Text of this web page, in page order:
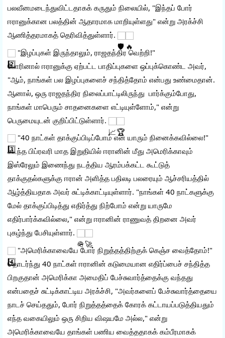
பலவீனமடைந்துவிட்டதாகக் கருதும் நிலையில், "இந்தப் போர்
ஈரானுக்கான பலத்தின் ஆதாரமாக மாறியுள்ளது" என்று அரக்ச்சி
ஆணித்தரமாகத் தெரிவித்துள்ளார்.
"இழப்புகள் இருந்தாலும், ராஜதந்திர வெற்றி!"
போரினால் ஈரானுக்கு ஏற்பட்ட பாதிப்புகளை ஒப்புக்கொண்ட அவர்,
"ஆம், நாங்கள் பல இழப்புகளைச் சந்தித்தோம் என்பது உண்மைதான்.
ஆனால், ஒரு ராஜதந்திர நிலைப்பாட்டிலிருந்து  பார்க்கும்போது,
நாங்கள் மாபெரும் சாதனைகளை எட்டியுள்ளோம்," என்று
பெருமையுடன் குறிப்பிட்டுள்ளார்.
"40 நாட்கள் தாக்குப்பிடிப்போம் என யாரும் நினைக்கவில்லை!"
கடந்த பிப்ரவரி மாத இறுதியில் ஈரானின் மீது அமெரிக்காவும்
இஸ்ரேலும் இணைந்து நடத்திய ஆரம்பக்கட்ட கூட்டுத்
தாக்குதல்களுக்கு ஈரான் அளித்த பதிலடி பலரையும் ஆச்சரியத்தில்
ஆழ்த்தியதாக அவர் சுட்டிக்காட்டியுள்ளார். "நாங்கள் 40 நாட்களுக்கு
மேல் தாக்குப்பிடித்து எதிர்த்து நிற்போம் என்று யாருமே
எதிர்பார்க்கவில்லை," என்று ஈரானின் ராணுவத் திறனை அவர்
புகழ்ந்து பேசியுள்ளார்.
"அமெரிக்காவையே போர் நிறுத்தத்திற்குக் கெஞ்ச வைத்தோம்!"
தொடர்ந்து 40 நாட்கள் ஈரானின் கடுமையான எதிர்ப்பைச் சந்தித்த
பிறகுதான் அமெரிக்கா அமைதிப் பேச்சுவார்த்தைக்கு வந்தது
என்பதைச் சுட்டிக்காட்டிய அரக்ச்சி, "அவர்களைப் பேச்சுவார்த்தையை
நாடச் செய்ததும், போர் நிறுத்தத்தைக் கோரக் கட்டாயப்படுத்தியதும்
எந்த வகையிலும் ஒரு சிறிய விஷயமே அல்ல," என்று
அமெரிக்காவையே தாங்கள் பணிய வைத்ததாகக் கம்பீரமாகக்